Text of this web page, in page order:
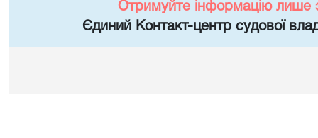
Отримуйте інформацію лише
Єдиний Контакт-центр судової